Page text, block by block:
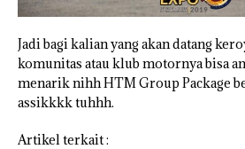
Jadi bagi kalian yang akan datang
komunitas atau klub motornya bisa
menarik nihh HTM Group Package
assikkkk tuhhh.
Artikel terkait :